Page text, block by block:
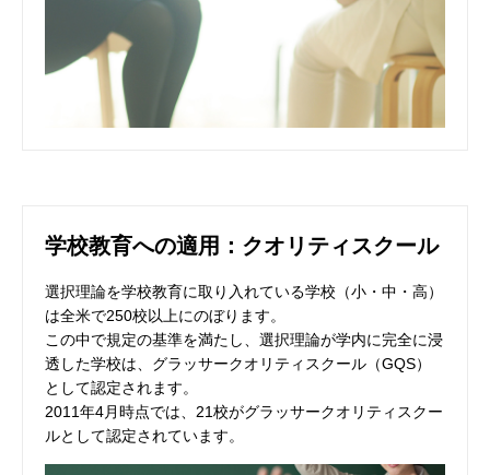
学校教育への適用：クオリティスクール
選択理論を学校教育に取り入れている学校（小・中・高）
は全米で250校以上にのぼります。
この中で規定の基準を満たし、選択理論が学内に完全に浸
透した学校は、グラッサークオリティスクール（GQS）
として認定されます。
2011年4月時点では、21校がグラッサークオリティスクー
ルとして認定されています。